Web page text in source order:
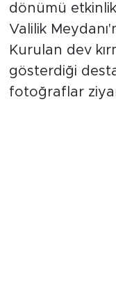
dönümü
Valilik
Kurulan dev
gösterdiği
fotoğraflar